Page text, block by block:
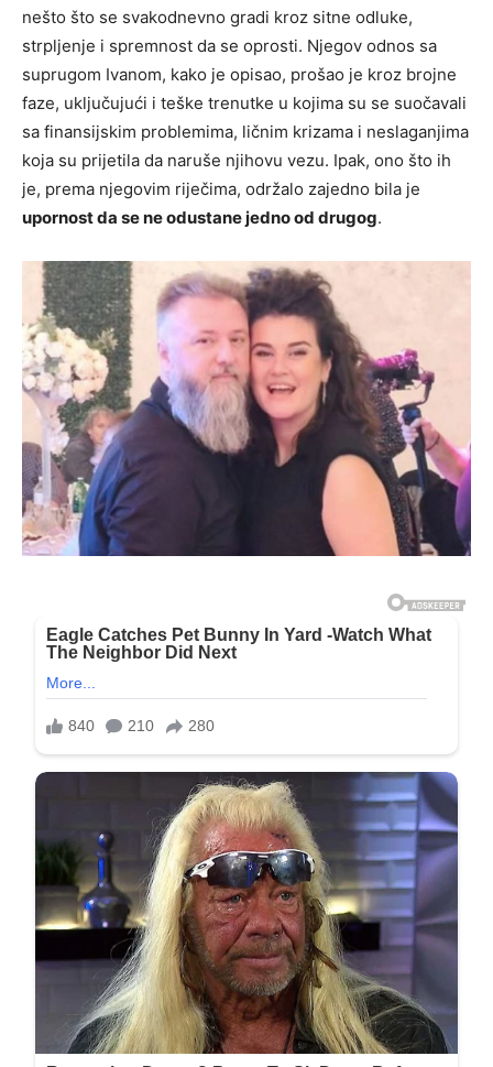
nešto što se svakodnevno gradi kroz sitne odluke,
strpljenje i spremnost da se oprosti. Njegov odnos sa
suprugom Ivanom, kako je opisao, prošao je kroz brojne
faze, uključujući i teške trenutke u kojima su se suočavali
sa finansijskim problemima, ličnim krizama i neslaganjima
koja su prijetila da naruše njihovu vezu. Ipak, ono što ih
je, prema njegovim riječima, održalo zajedno bila je
upornost da se ne odustane jedno od drugog.